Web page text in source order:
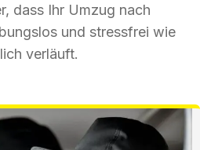
dass Ihr Umzug nach
und stressfrei wie
verläuft.